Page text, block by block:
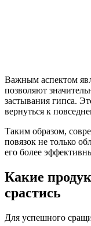
Важным аспектом
позволяют
застывания гипса.
вернуться к
Таким образом,
повязок не только
его более
Какие
срастись
Для успешного